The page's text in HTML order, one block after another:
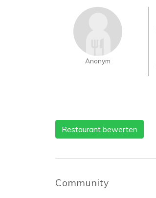
Anonym
Restaurant bewerten
Community